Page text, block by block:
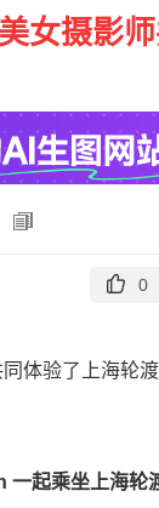
女摄影
0
体验了上海轮
一起乘坐上海